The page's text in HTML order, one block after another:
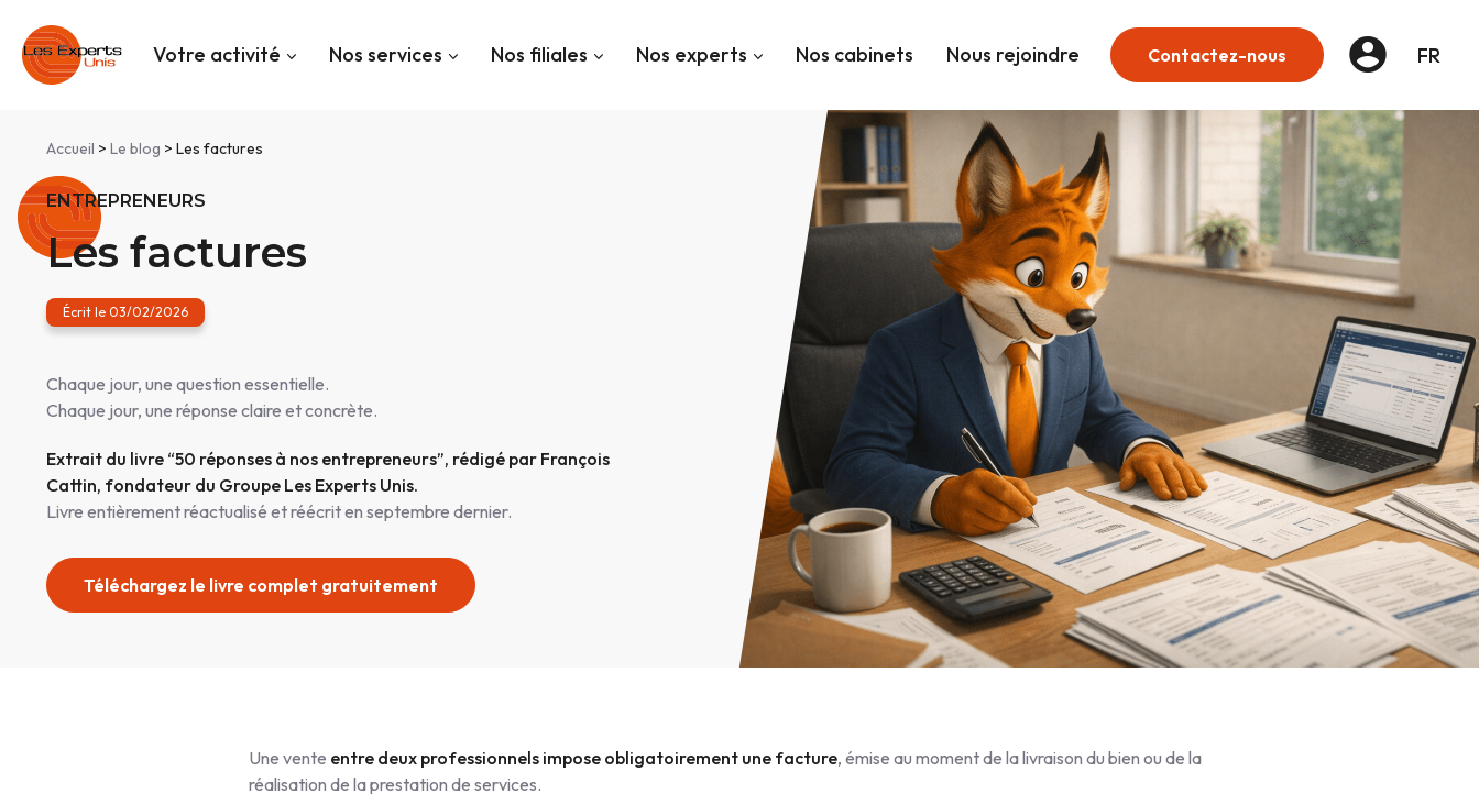
Votre activité Nos services Nos filiales Nos experts Nos cabinets Nous rejoindre Contactez-nous FR
Accueil >Le blog > Les factures
ENTREPRENEURS
Les factures
Écrit le 03/02/2026
Chaque jour, une question essentielle.
Chaque jour, une réponse claire et concrète.
Extrait du livre “50 réponses à nos entrepreneurs”, rédigé par François
Cattin, fondateur du Groupe Les Experts Unis.
Livre entièrement réactualisé et réécrit en septembre dernier.
Téléchargez le livre complet gratuitement
Une vente entre deux professionnels impose obligatoirement une facture, émise au moment de la livraison du bien ou de la
réalisation de la prestation de services.